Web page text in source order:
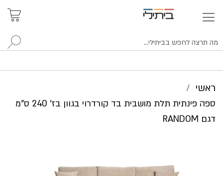
ראשי
ספה פינתית תלת מושבית בד קורדרוי בגוון בז' 240 ס"מ
דגם RANDOM